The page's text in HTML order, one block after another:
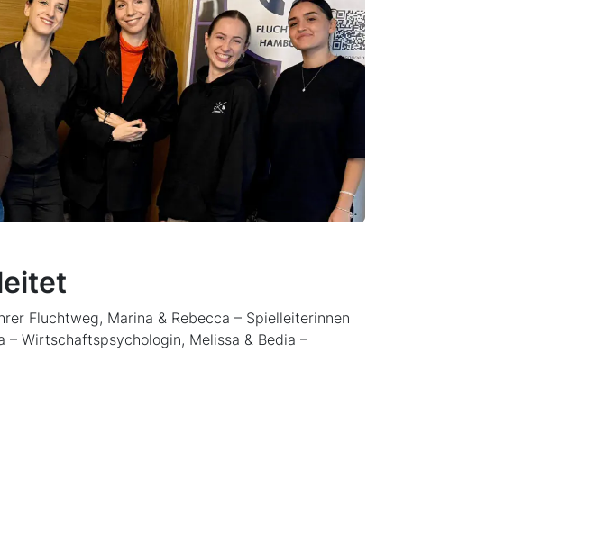
Fluchtweg, Marina & Rebecca – Spielleiterinnen
– Wirtschaftspsychologin, Melissa & Bedia –